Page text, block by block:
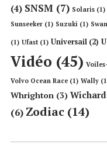
(4) SNSM (7) Solaris (1)
Sunseeker (1) Suzuki (1) Swan
(1) Ufast(1) Universail (2)
Vidéo (45)
Volvo Ocean Race (1) Wally
Whrighton (3) Wichard
(6) Zodiac (14)